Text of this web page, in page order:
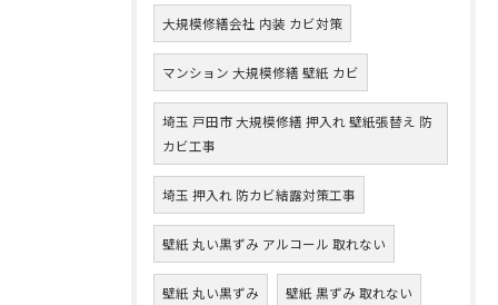
大規模修繕会社 内装 カビ対策
マンション 大規模修繕 壁紙 カビ
埼玉 戸田市 大規模修繕 押入れ 壁紙張替え 防
カビ工事
埼玉 押入れ 防カビ結露対策工事
壁紙 丸い黒ずみ アルコール 取れない
壁紙 丸い黒ずみ 壁紙 黒ずみ 取れない